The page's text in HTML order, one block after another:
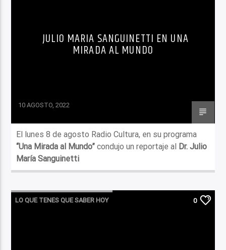
JULIO MARIA SANGUINETTI EN UNA
MIRADA AL MUNDO
10 AGOSTO, 2022
El lunes 8 de agosto Radio Cultura, en su programa
“Una Mirada al Mundo” condujo un reportaje al Dr. Julio
María Sanguinetti
LO QUE TENES QUE SABER HOY 0